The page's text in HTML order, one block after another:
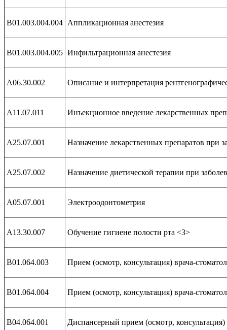
В01.003.004.004 Аппликационная анестезия
В01.003.004.005 Инфильтрационная анестезия
А06.30.002 Описание и интерпретация
А11.07.011 Инъекционное введение лекарственных
А25.07.001 Назначение лекарственных препаратов при
А25.07.002 Назначение диетической терапии при
А05.07.001 Электроодонтометрия
А13.30.007 Обучение гигиене полости рта <3>
В01.064.003 Прием (осмотр, консультация) врача-
В01.064.004 Прием (осмотр, консультация) врача-
В04.064.001 Диспансерный прием (осмотр, консультация)